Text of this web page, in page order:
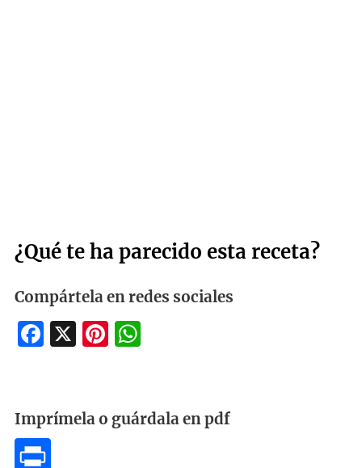
¿Qué te ha parecido esta receta?
Compártela en redes sociales
Facebook
X Pinterest
WhatsApp
Imprímela o guárdala en pdf